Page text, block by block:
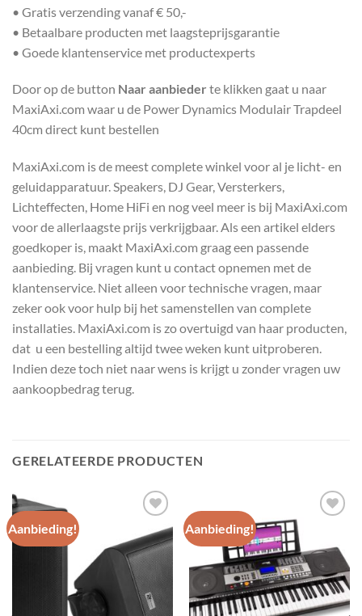
• Gratis verzending vanaf € 50,-
• Betaalbare producten met laagsteprijsgarantie
• Goede klantenservice met productexperts
Door op de button Naar aanbieder te klikken gaat u naar
MaxiAxi.com waar u de Power Dynamics Modulair Trapdeel
40cm direct kunt bestellen
MaxiAxi.com is de meest complete winkel voor al je licht- en
geluidapparatuur. Speakers, DJ Gear, Versterkers,
Lichteffecten, Home HiFi en nog veel meer is bij MaxiAxi.com
voor de allerlaagste prijs verkrijgbaar. Als een artikel elders
goedkoper is, maakt MaxiAxi.com graag een passende
aanbieding. Bij vragen kunt u contact opnemen met de
klantenservice. Niet alleen voor technische vragen, maar
zeker ook voor hulp bij het samenstellen van complete
installaties. MaxiAxi.com is zo overtuigd van haar producten,
dat u een bestelling altijd twee weken kunt uitproberen.
Indien deze toch niet naar wens is krijgt u zonder vragen uw
aankoopbedrag terug.
GERELATEERDE PRODUCTEN
Aanbieding!
Toevoegen
aan
wenslijst
Aanbieding!
Toevoegen
aan
wenslijst